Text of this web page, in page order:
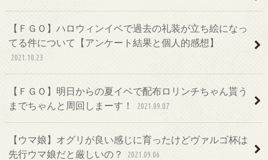
【ＦＧＯ】ハロウィンイベで過去の礼装が立ち絵になっ
てる件について【アンケート結果と個人的感想】
2021.10.23
【ＦＧＯ】明日からの夏イベで配布ロリンチちゃん貰う
までちゃんと周回しまーす！
2021.09.07
【ウマ娘】オグリが良い感じに育ったけどヴァルゴ杯は
先行ウマ娘だと厳しいの？
2021.09.06